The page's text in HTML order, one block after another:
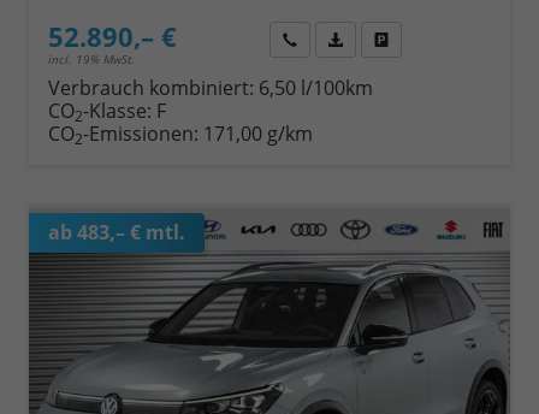
52.890,– €
incl. 19% MwSt.
Wir rufen Sie anFahrzeugexposé (PDF)
Verbrauch kombiniert: 6,50 l/100km
CO2-Klasse: F
CO2-Emissionen: 171,00 g/km
ab 483,– € mtl.